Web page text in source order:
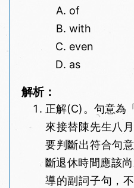
of
with
even
as
解析：
正解(C)。句意為
來接替陳先生八
要判斷出符合句
斷退休時間應該
導的副詞子句，